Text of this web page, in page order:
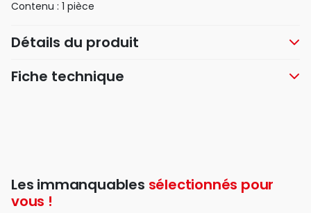
Contenu : 1 pièce
Détails du produit
Fiche technique
Les immanquables sélectionnés pour
vous !